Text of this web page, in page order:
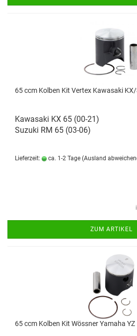
65 ccm Kolben Kit Vertex Kawasaki
Kawasaki KX 65 (00-21)
Suzuki RM 65 (03-06)
Lieferzeit: ca. 1-2 Tage (Ausland
ZUM ARTIKEL
65 ccm Kolben Kit Wössner Yamaha YZ